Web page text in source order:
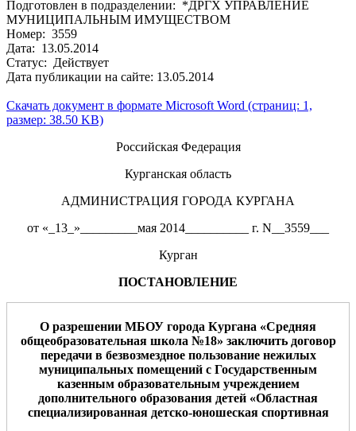
Подготовлен в подразделении: *ДРГХ УПРАВЛЕНИЕ
МУНИЦИПАЛЬНЫМ ИМУЩЕСТВОМ
Номер: 3559
Дата: 13.05.2014
Статус: Действует
Дата публикации на сайте: 13.05.2014
Скачать документ в формате Microsoft Word (страниц: 1,
размер: 38.50 KB)
Российская Федерация
Курганская область
АДМИНИСТРАЦИЯ ГОРОДА КУРГАНА
от «_13_»_________мая 2014__________ г. N__3559___
Курган
ПОСТАНОВЛЕНИЕ
О разрешении МБОУ города Кургана «Средняя
общеобразовательная школа №18» заключить договор
передачи в безвозмездное пользование нежилых
муниципальных помещений с Государственным
казенным образовательным учреждением
дополнительного образования детей «Областная
специализированная детско-юношеская спортивная